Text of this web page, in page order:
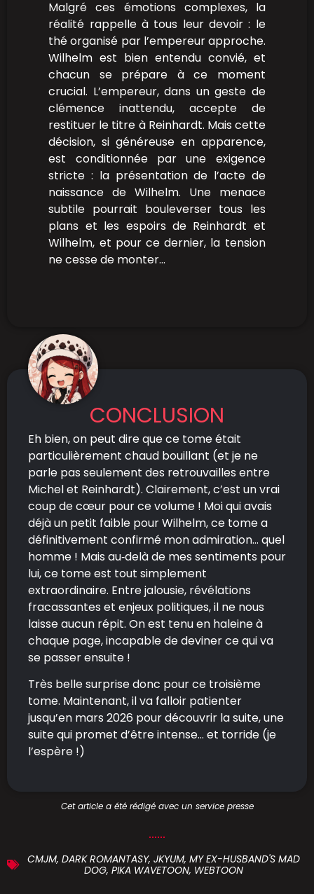
Malgré ces émotions complexes, la
réalité rappelle à tous leur devoir : le
thé organisé par l’empereur approche.
Wilhelm est bien entendu convié, et
chacun se prépare à ce moment
crucial. L’empereur, dans un geste de
clémence inattendu, accepte de
restituer le titre à Reinhardt. Mais cette
décision, si généreuse en apparence,
est conditionnée par une exigence
stricte : la présentation de l’acte de
naissance de Wilhelm. Une menace
subtile pourrait bouleverser tous les
plans et les espoirs de Reinhardt et
Wilhelm, et pour ce dernier, la tension
ne cesse de monter…
CONCLUSION
Eh bien, on peut dire que ce tome était
particulièrement chaud bouillant (et je ne
parle pas seulement des retrouvailles entre
Michel et Reinhardt). Clairement, c’est un vrai
coup de cœur pour ce volume ! Moi qui avais
déjà un petit faible pour Wilhelm, ce tome a
définitivement confirmé mon admiration… quel
homme ! Mais au‑delà de mes sentiments pour
lui, ce tome est tout simplement
extraordinaire. Entre jalousie, révélations
fracassantes et enjeux politiques, il ne nous
laisse aucun répit. On est tenu en haleine à
chaque page, incapable de deviner ce qui va
se passer ensuite !
Très belle surprise donc pour ce troisième
tome. Maintenant, il va falloir patienter
jusqu’en mars 2026 pour découvrir la suite, une
suite qui promet d’être intense… et torride (je
l’espère !)
Cet article a été rédigé avec un service presse
CMJM, DARK ROMANTASY, JKYUM, MY EX-HUSBAND'S MAD
DOG, PIKA WAVETOON, WEBTOON